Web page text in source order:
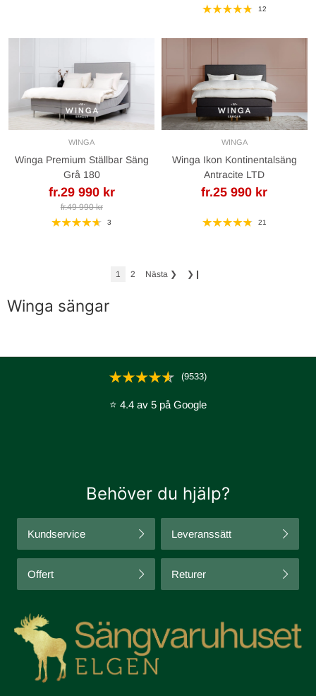
12
WINGA
Winga Premium Ställbar Säng
Grå 180
fr.29 990 kr
fr.49 990 kr
3
WINGA
Winga Ikon Kontinentalsäng
Antracite LTD
fr.25 990 kr
21
1 2 Nästa ❯ ❯❙
Winga sängar
(9533)
⭐ 4.4 av 5 på Google
Behöver du hjälp?
Kundservice Leveranssätt
Offert Returer